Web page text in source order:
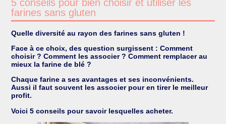
5 conseils pour bien choisir et utiliser les
farines sans gluten
Quelle diversité au rayon des farines sans gluten !
Face à ce choix, des question surgissent : Comment
choisir ? Comment les associer ? Comment remplacer au
mieux la farine de blé ?
Chaque farine a ses avantages et ses inconvénients.
Aussi il faut souvent les associer pour en tirer le meilleur
profit.
Voici 5 conseils pour savoir lesquelles acheter.